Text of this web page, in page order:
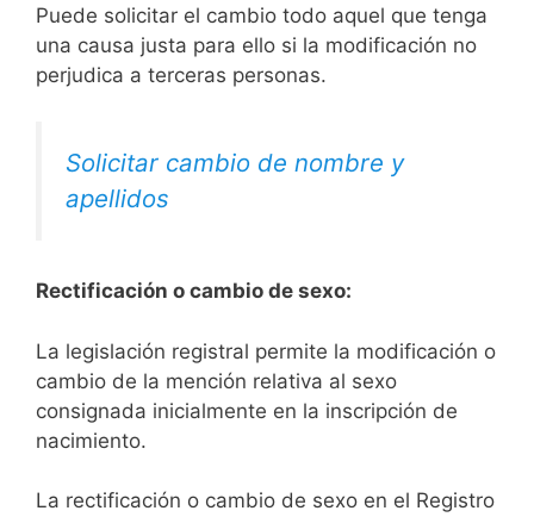
Puede solicitar el cambio todo aquel que tenga
una causa justa para ello si la modificación no
perjudica a terceras personas.
Solicitar cambio de nombre y
apellidos
Rectificación o cambio de sexo:
La legislación registral permite la modificación o
cambio de la mención relativa al sexo
consignada inicialmente en la inscripción de
nacimiento.
La rectificación o cambio de sexo en el Registro